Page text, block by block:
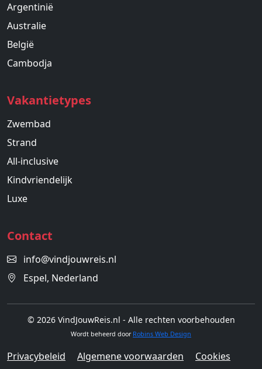
Argentinië
Australie
België
Cambodja
Vakantietypes
Zwembad
Strand
All-inclusive
Kindvriendelijk
Luxe
Contact
info@vindjouwreis.nl
Espel, Nederland
© 2026 VindJouwReis.nl - Alle rechten voorbehouden
Wordt beheerd door Robins Web Design
Privacybeleid Algemene voorwaarden Cookies